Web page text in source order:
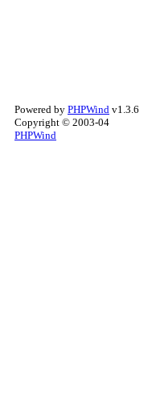
Powered by PHPWind v1.3.6
Copyright © 2003-04
PHPWind